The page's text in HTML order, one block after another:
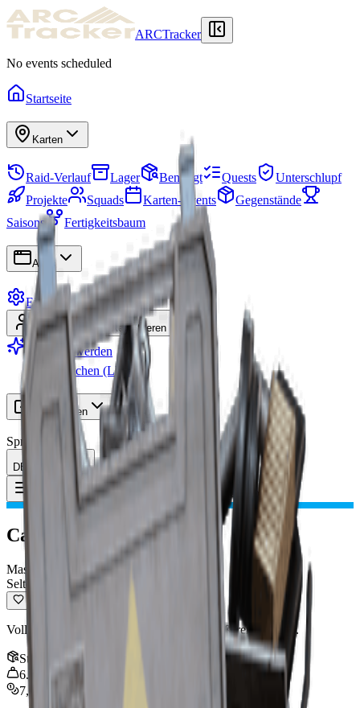
ARCTracker
No events scheduled
Startseite
Karten
Raid-Verlauf Lager Benötigt Quests
Unterschlupf
Projekte
Squads Karten-Events
Gegenstände
Saisons
Fertigkeitsbaum
Apps
Einstellungen
Anmelden Registrieren
Premium werden
Gruppe suchen (LFG)
Ressourcen
Sprache
DE Deutsch
Toggle Menu : Canto I
Canto I
Maschinenpistole
Selten
Vollautomatische Maschinenpistole mit größerem Kaliber.
Stapel
6.5
7,000